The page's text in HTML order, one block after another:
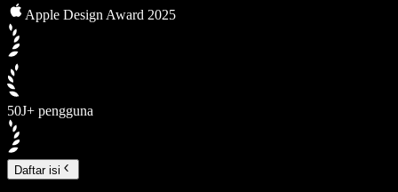
Apple Design Award 2025
50J+ pengguna
Daftar isi